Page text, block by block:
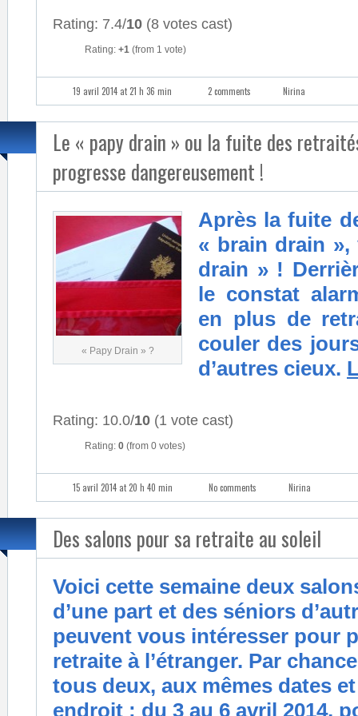
Rating: 7.4/10 (8 votes cast)
Rating: +1 (from 1 vote)
19 avril 2014 at 21 h 36 min 2 comments Nirina
Le « papy drain » ou la fuite des
progresse dangereusement !
« Papy Drain » ?
Après la fuite
« brain drain
drain » !
le constat
en plus de
couler des
d’autres cieux.
Rating: 10.0/10 (1 vote cast)
Rating: 0 (from 0 votes)
15 avril 2014 at 20 h 40 min No comments Nirina
Des salons pour sa retraite au soleil
Voici cette semaine deux
d’une part et des séniors
peuvent vous intéresser pour
retraite à l’étranger. Par
tous deux, aux mêmes dates
endroit : du 3 au 6 avril 2014,